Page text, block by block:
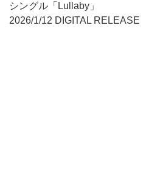
シングル「Lullaby」
2026/1/12 DIGITAL RELEASE